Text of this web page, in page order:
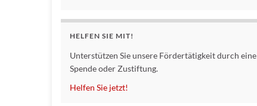
HELFEN SIE MIT!
Unterstützen Sie unsere Fördertätigkeit durch eine
Spende oder Zustiftung.
Helfen Sie jetzt!